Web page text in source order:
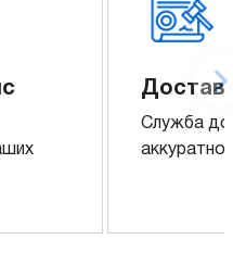
Служба
аккуратно